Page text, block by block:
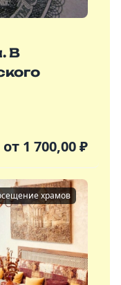
В
от 1 700,00₽
храмов